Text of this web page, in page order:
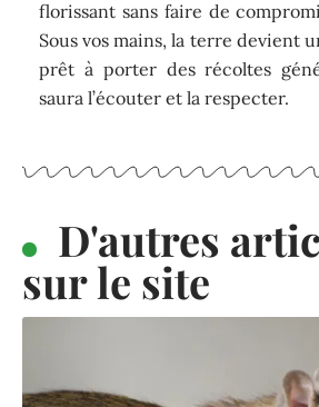
florissant sans faire de
Sous vos mains, la terre devient
prêt à porter des récoltes
saura l’écouter et la respecter.
D'autres
sur le site